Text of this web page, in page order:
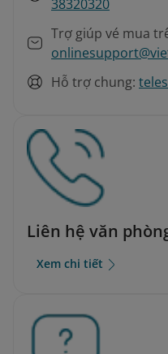
38320320
Trợ giúp vé mua
Hỗ trợ chung:
Liên hệ văn
Xem chi tiết